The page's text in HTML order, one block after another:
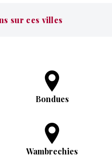
sur ces villes
Bondues
Wambrechies